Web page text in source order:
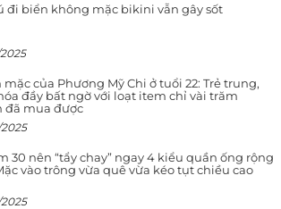
đi biển không mặc bikini vẫn gây sốt
mặc của Phương Mỹ Chi ở tuổi 22: Trẻ trung,
đầy bất ngờ với loạt item chỉ vài trăm
đã mua được
30 nên “tẩy chay” ngay 4 kiểu quần ống rộng
vào trông vừa quê vừa kéo tụt chiều cao